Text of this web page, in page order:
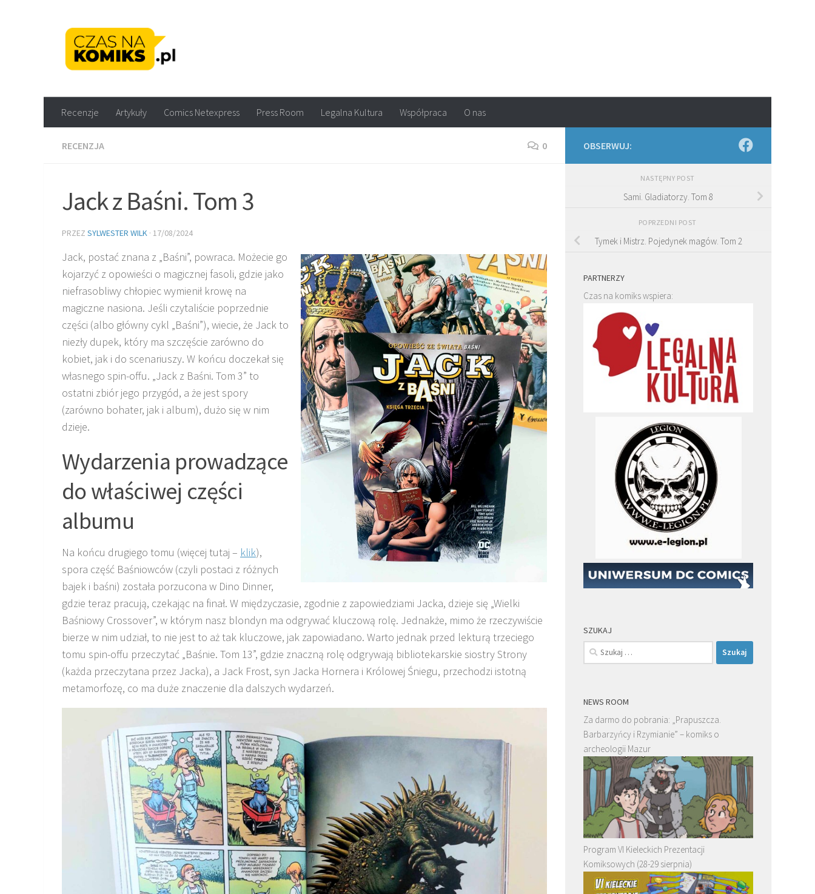
Recenzje Artykuły Comics Netexpress Press Room Legalna Kultura Współpraca O nas
RECENZJA 0
Jack z Baśni. Tom 3
PRZEZ SYLWESTER WILK · 17/08/2024
Jack, postać znana z „Baśni”, powraca. Możecie go
kojarzyć z opowieści o magicznej fasoli, gdzie jako
niefrasobliwy chłopiec wymienił krowę na
magiczne nasiona. Jeśli czytaliście poprzednie
części (albo główny cykl „Baśni”), wiecie, że Jack to
niezły dupek, który ma szczęście zarówno do
kobiet, jak i do scenariuszy. W końcu doczekał się
własnego spin-offu. „Jack z Baśni. Tom 3” to
ostatni zbiór jego przygód, a że jest spory
(zarówno bohater, jak i album), dużo się w nim
dzieje.
Wydarzenia prowadzące
do właściwej części
albumu
Na końcu drugiego tomu (więcej tutaj – klik),
spora część Baśniowców (czyli postaci z różnych
bajek i baśni) została porzucona w Dino Dinner,
gdzie teraz pracują, czekając na finał. W międzyczasie, zgodnie z zapowiedziami Jacka, dzieje się „Wielki
Baśniowy Crossover”, w którym nasz blondyn ma odgrywać kluczową rolę. Jednakże, mimo że rzeczywiście
bierze w nim udział, to nie jest to aż tak kluczowe, jak zapowiadano. Warto jednak przed lekturą trzeciego
tomu spin-offu przeczytać „Baśnie. Tom 13”, gdzie znaczną rolę odgrywają bibliotekarskie siostry Strony
(każda przeczytana przez Jacka), a Jack Frost, syn Jacka Hornera i Królowej Śniegu, przechodzi istotną
metamorfozę, co ma duże znaczenie dla dalszych wydarzeń.
OBSERWUJ:
NASTĘPNY POST
Sami. Gladiatorzy. Tom 8
POPRZEDNI POST
Tymek i Mistrz. Pojedynek magów. Tom 2
PARTNERZY
Czas na komiks wspiera:
SZUKAJ
Szukaj:
NEWS ROOM
Za darmo do pobrania: „Prapuszcza.
Barbarzyńcy i Rzymianie” – komiks o
archeologii Mazur
Program VI Kieleckich Prezentacji
Komiksowych (28-29 sierpnia)